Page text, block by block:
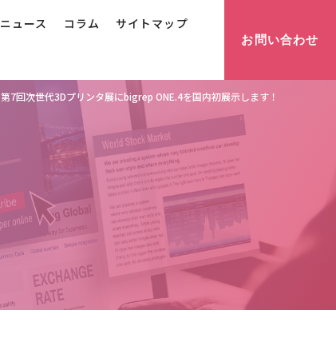
ニュース コラム サイトマップ
お問い合わせ
第7回次世代3Dプリンタ展にbigrep ONE.4を国内初展示します！